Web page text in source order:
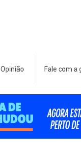
Opinião Fale com a